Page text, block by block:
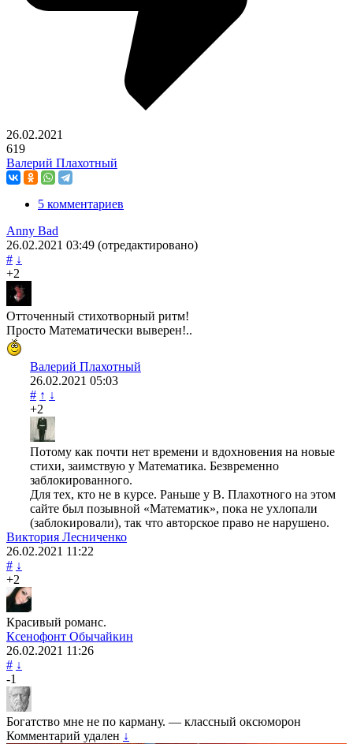
26.02.2021
619
Валерий Плахотный
5 комментариев
Anny Bad
26.02.2021 03:49 (отредактировано)
# ↓
+2
Отточенный стихотворный ритм!
Просто Математически выверен!..
Валерий Плахотный
26.02.2021 05:03
# ↑ ↓
+2
Потому как почти нет времени и вдохновения на новые
стихи, заимствую у Математика. Безвременно
заблокированного.
Для тех, кто не в курсе. Раньше у В. Плахотного на этом
сайте был позывной «Математик», пока не ухлопали
(заблокировали), так что авторское право не нарушено.
Виктория Лесниченко
26.02.2021 11:22
# ↓
+2
Красивый романс.
Ксенофонт Обычайкин
26.02.2021 11:26
# ↓
-1
Богатство мне не по карману. — классный оксюморон
Комментарий удален ↓